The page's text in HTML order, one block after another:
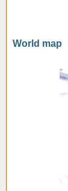
World map